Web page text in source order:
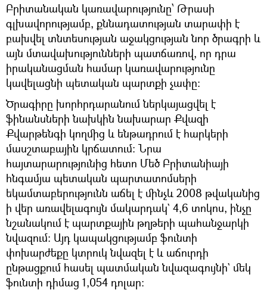
Բրիտանական կառավարությունը՝ Թրասի
գլխավորությամբ, քննադատության տարափի է
բախվել տնտեսության աջակցության նոր ծրագրի և
այն մտավախությունների պատճառով, որ դրա
իրականացման համար կառավարությունը
կավելացնի պետական պարտքի չափը:
Ծրագիրը խորհրդարանում ներկայացվել է
ֆինանսների նախկին նախարար Քվազի
Քվարթենգի կողմից և ենթադրում է հարկերի
մասշտաբային կրճատում: Նրա
հայտարարությունից հետո Մեծ Բրիտանիայի
հնգամյա պետական պարտատոմսերի
եկամտաբերությունն աճել է մինչև 2008 թվականից
ի վեր առավելագույն մակարդակ` 4,6 տոկոս, ինչը
նշանակում է պարտքային թղթերի պահանջարկի
նվազում: Այդ կապակցությամբ ֆունտի
փոխարժեքը կտրուկ նվազել է և աճուրդի
ընթացքում հասել պատմական նվազագույնի` մեկ
ֆունտի դիմաց 1,054 դոլար։